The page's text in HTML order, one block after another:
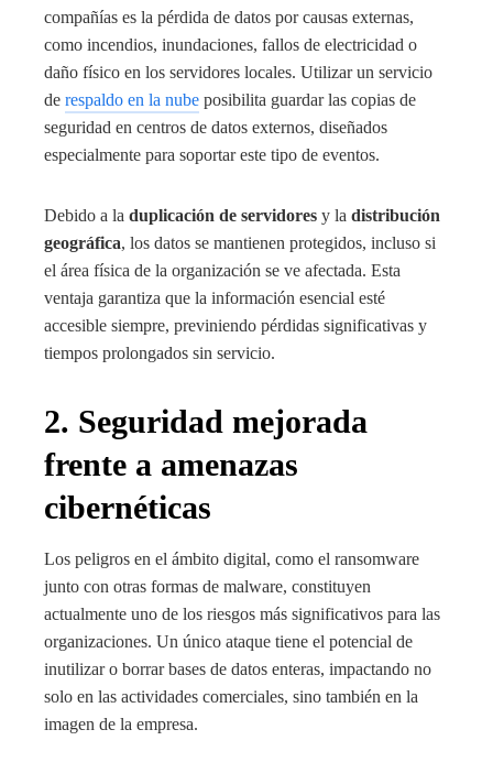
compañías es la pérdida de datos por causas externas,
como incendios, inundaciones, fallos de electricidad o
daño físico en los servidores locales. Utilizar un servicio
de respaldo en la nube posibilita guardar las copias de
seguridad en centros de datos externos, diseñados
especialmente para soportar este tipo de eventos.
Debido a la duplicación de servidores y la distribución
geográfica, los datos se mantienen protegidos, incluso si
el área física de la organización se ve afectada. Esta
ventaja garantiza que la información esencial esté
accesible siempre, previniendo pérdidas significativas y
tiempos prolongados sin servicio.
2. Seguridad mejorada
frente a amenazas
cibernéticas
Los peligros en el ámbito digital, como el ransomware
junto con otras formas de malware, constituyen
actualmente uno de los riesgos más significativos para las
organizaciones. Un único ataque tiene el potencial de
inutilizar o borrar bases de datos enteras, impactando no
solo en las actividades comerciales, sino también en la
imagen de la empresa.